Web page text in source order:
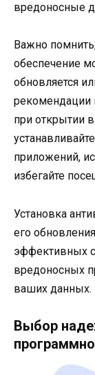
вредоносные
Важно
обеспечение
обновляется
рекомендации
при открытии
приложений,
избегайте
Установка
его
эффективных
вредоносных
ваших данных.
Выбор